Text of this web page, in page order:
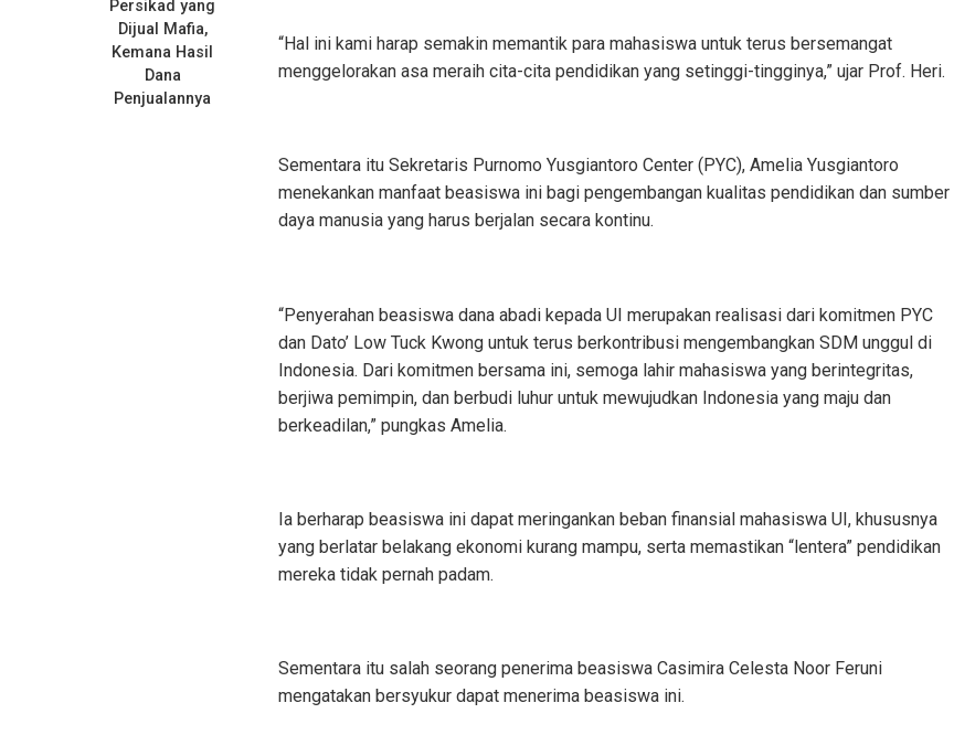
Persikad yang
Dijual Mafia,
Kemana Hasil
Dana
Penjualannya
“Hal ini kami harap semakin memantik para mahasiswa untuk terus bersemangat
menggelorakan asa meraih cita-cita pendidikan yang setinggi-tingginya,” ujar Prof. Heri.
Sementara itu Sekretaris Purnomo Yusgiantoro Center (PYC), Amelia Yusgiantoro
menekankan manfaat beasiswa ini bagi pengembangan kualitas pendidikan dan sumber
daya manusia yang harus berjalan secara kontinu.
“Penyerahan beasiswa dana abadi kepada UI merupakan realisasi dari komitmen PYC
dan Dato’ Low Tuck Kwong untuk terus berkontribusi mengembangkan SDM unggul di
Indonesia. Dari komitmen bersama ini, semoga lahir mahasiswa yang berintegritas,
berjiwa pemimpin, dan berbudi luhur untuk mewujudkan Indonesia yang maju dan
berkeadilan,” pungkas Amelia.
Ia berharap beasiswa ini dapat meringankan beban finansial mahasiswa UI, khususnya
yang berlatar belakang ekonomi kurang mampu, serta memastikan “lentera” pendidikan
mereka tidak pernah padam.
Sementara itu salah seorang penerima beasiswa Casimira Celesta Noor Feruni
mengatakan bersyukur dapat menerima beasiswa ini.